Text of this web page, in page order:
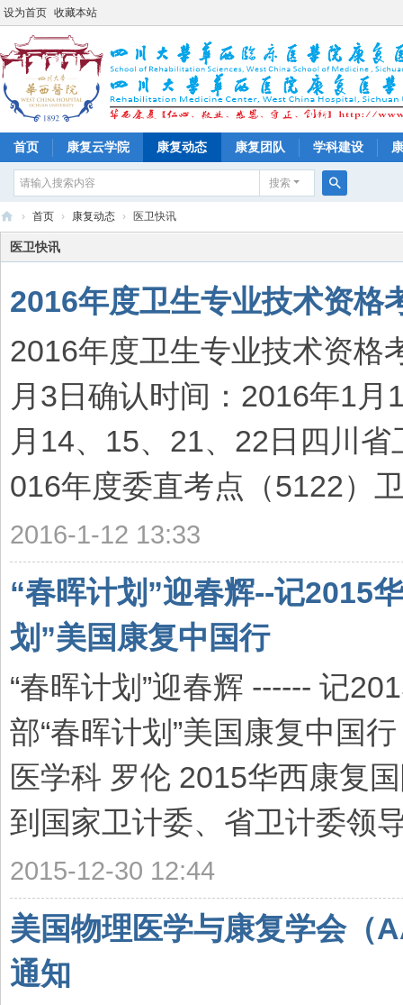
设为首页 收藏本站
首页 康复云学院 康复动态 康复团队 学科建设
搜索
索
四
大
华
康
复
学
心
› 首页 › 康复动态 › 医卫快讯
医卫快讯
2016年度卫生专业技术资格
2016年度卫生专业技术资格
月3日确认时间：2016年1
月14、15、21、22日四川
016年度委直考点（5122）
2016-1-12 13:33
“春晖计划”迎春辉--记2015
划”美国康复中国行
“春晖计划”迎春辉 ------ 记
部“春晖计划”美国康复中国
医学科 罗伦 2015华西康复
到国家卫计委、省卫计委领
2015-12-30 12:44
美国物理医学与康复学会（
通知